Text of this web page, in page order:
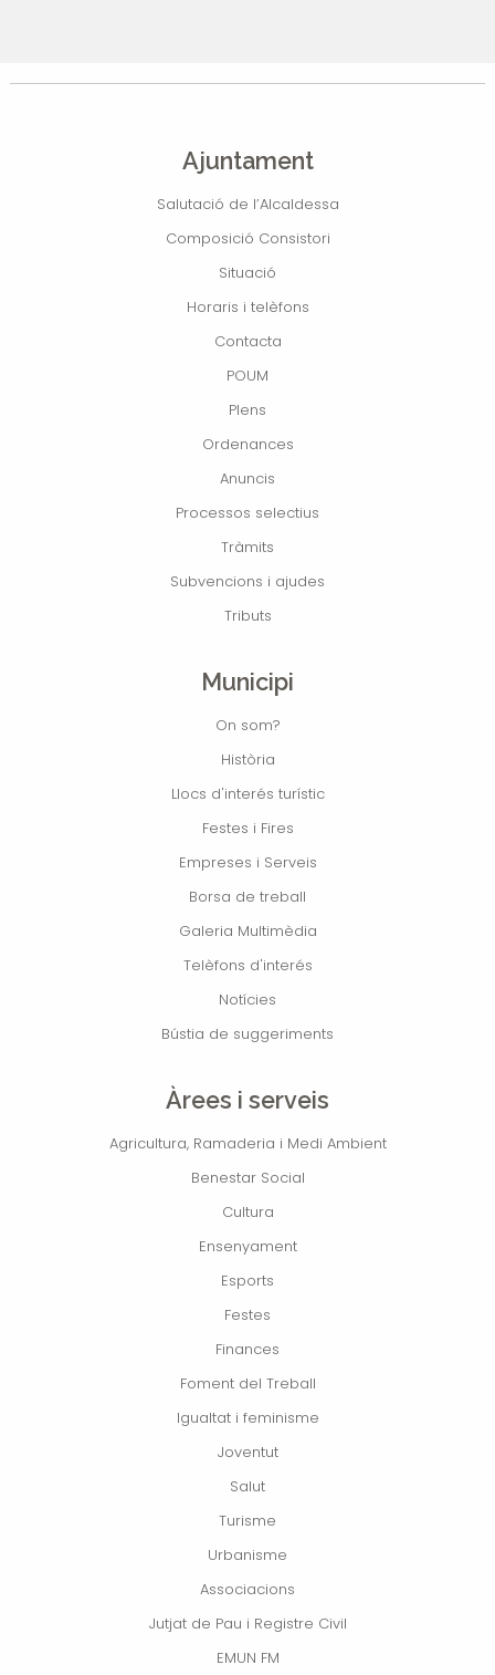
Ajuntament
Salutació de l’Alcaldessa
Composició Consistori
Situació
Horaris i telèfons
Contacta
POUM
Plens
Ordenances
Anuncis
Processos selectius
Tràmits
Subvencions i ajudes
Tributs
Municipi
On som?
Història
Llocs d'interés turístic
Festes i Fires
Empreses i Serveis
Borsa de treball
Galeria Multimèdia
Telèfons d'interés
Notícies
Bústia de suggeriments
Àrees i serveis
Agricultura, Ramaderia i Medi Ambient
Benestar Social
Cultura
Ensenyament
Esports
Festes
Finances
Foment del Treball
Igualtat i feminisme
Joventut
Salut
Turisme
Urbanisme
Associacions
Jutjat de Pau i Registre Civil
EMUN FM